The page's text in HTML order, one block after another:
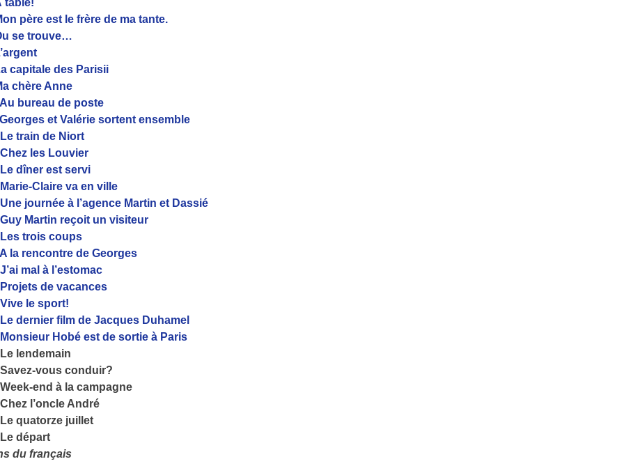
père est le frère de ma tante.
se trouve…
capitale des Parisii
chère Anne
bureau de poste
et Valérie sortent ensemble
Le train de Niort
Chez les Louvier
dîner est servi
Marie-Claire va en ville
Une journée à l’agence Martin et Dassié
Guy Martin reçoit un visiteur
Les trois coups
la rencontre de Georges
J’ai mal à l’estomac
Projets de vacances
Vive le sport!
Le dernier film de Jacques Duhamel
Monsieur Hobé est de sortie à Paris
lendemain
vous conduir?
end à la campagne
l’oncle André
quatorze juillet
départ
du français